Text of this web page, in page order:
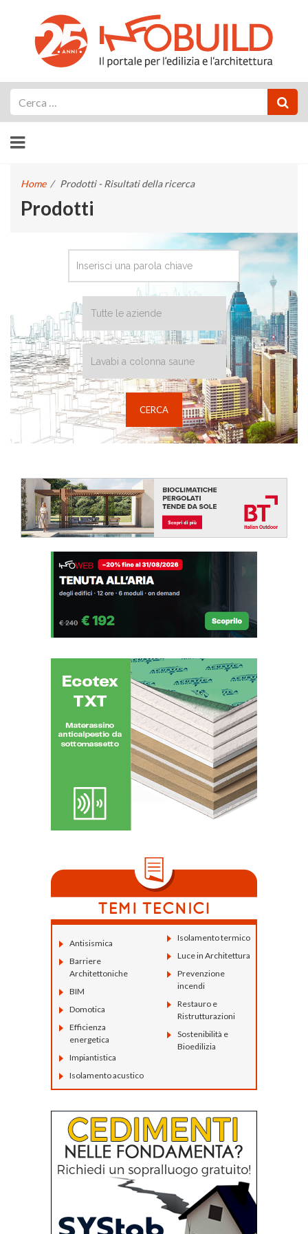
Home / Prodotti - Risultati della ricerca
Prodotti
Antisismica
Barriere
Architettoniche
BIM
Domotica
Efficienza
energetica
Impiantistica
Isolamento acustico
Isolamento termico
Luce in Architettura
Prevenzione
incendi
Restauro e
Ristrutturazioni
Sostenibilità e
Bioedilizia